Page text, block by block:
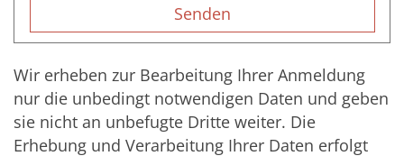
Wir erheben zur Bearbeitung Ihrer Anmeldung
nur die unbedingt notwendigen Daten und geben
sie nicht an unbefugte Dritte weiter. Die
Erhebung und Verarbeitung Ihrer Daten erfolgt